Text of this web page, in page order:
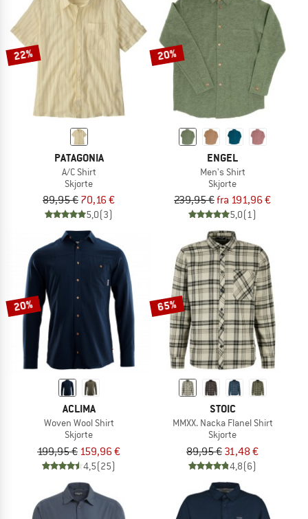
22%
PATAGONIA
A/C Shirt
Skjorte
89,95 € 70,16 €
5,0(3)
20%
ENGEL
Men's Shirt
Skjorte
239,95 €fra 191,96 €
5,0(1)
20%
ACLIMA
Woven Wool Shirt
Skjorte
199,95 € 159,96 €
4,5(25)
65%
STOIC
MMXX. Nacka Flanel Shirt
Skjorte
89,95 € 31,48 €
4,8(6)